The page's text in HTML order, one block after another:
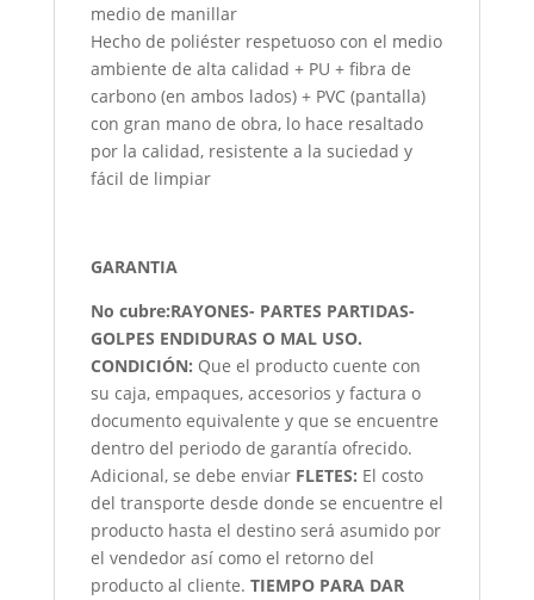
medio de manillar
Hecho de poliéster respetuoso con el medio
ambiente de alta calidad + PU + fibra de
carbono (en ambos lados) + PVC (pantalla)
con gran mano de obra, lo hace resaltado
por la calidad, resistente a la suciedad y
fácil de limpiar
GARANTIA
No cubre:RAYONES- PARTES PARTIDAS-
GOLPES ENDIDURAS O MAL USO.
CONDICIÓN: Que el producto cuente con
su caja, empaques, accesorios y factura o
documento equivalente y que se encuentre
dentro del periodo de garantía ofrecido.
Adicional, se debe enviar FLETES: El costo
del transporte desde donde se encuentre el
producto hasta el destino será asumido por
el vendedor así como el retorno del
producto al cliente. TIEMPO PARA DAR